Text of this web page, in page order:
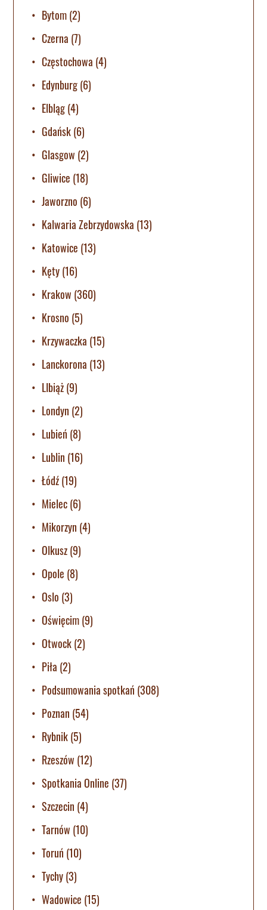
Bytom(2)
Czerna (7)
Częstochowa (4)
Edynburg(6)
Elbląg(4)
Gdańsk(6)
Glasgow (2)
Gliwice (18)
Jaworzno (6)
Kalwaria Zebrzydowska (13)
Katowice (13)
Kęty(16)
Krakow (360)
Krosno (5)
Krzywaczka (15)
Lanckorona (13)
LIbiąż(9)
Londyn (2)
Lubień (8)
Lublin (16)
Łódź(19)
Mielec(6)
Mikorzyn (4)
Olkusz(9)
Opole (8)
Oslo (3)
Oświęcim(9)
Otwock(2)
Piła (2)
Podsumowania spotkań (308)
Poznan (54)
Rybnik(5)
Rzeszów (12)
Spotkania Online (37)
Szczecin (4)
Tarnów (10)
Toruń (10)
Tychy(3)
Wadowice (15)